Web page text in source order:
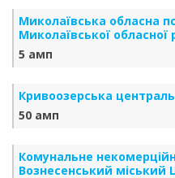
Миколаївська обласна
Миколаївської обласної
5 амп
Кривоозерська
50 амп
Комунальне
Вознесенський міський